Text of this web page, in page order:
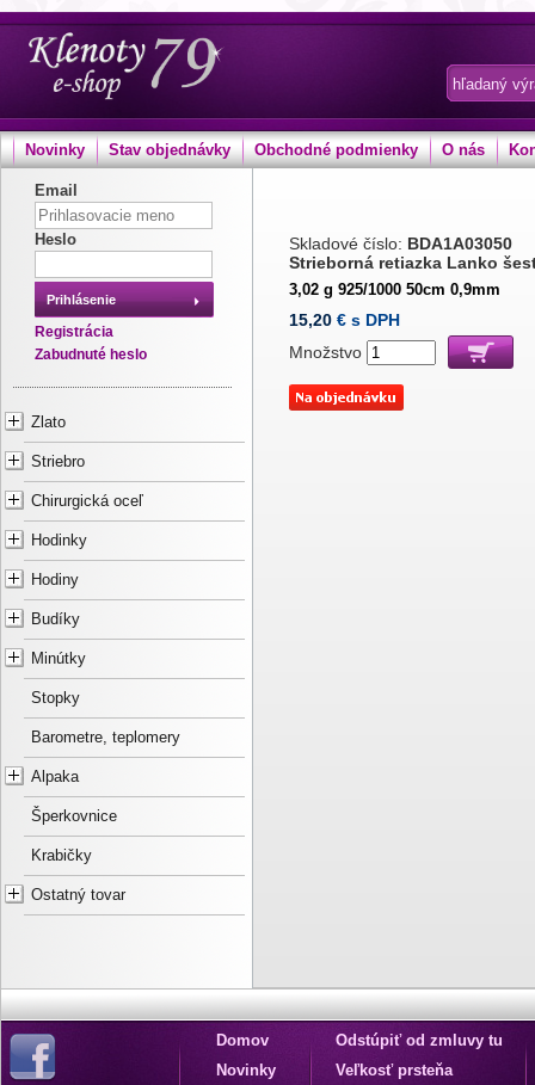
Novinky Stav objednávky Obchodné podmienky O nás
Email
Heslo
Prihlásenie
Registrácia
Zabudnuté heslo
Zlato
Striebro
Chirurgická oceľ
Hodinky
Hodiny
Budíky
Minútky
Stopky
Barometre, teplomery
Alpaka
Šperkovnice
Krabičky
Ostatný tovar
Skladové číslo: BDA1A03050
Strieborná retiazka Lanko
3,02 g 925/1000 50cm 0,9mm
15,20 € s DPH
Množstvo
Domov
Novinky
Odstúpiť od zmluvy tu
Veľkosť prsteňa